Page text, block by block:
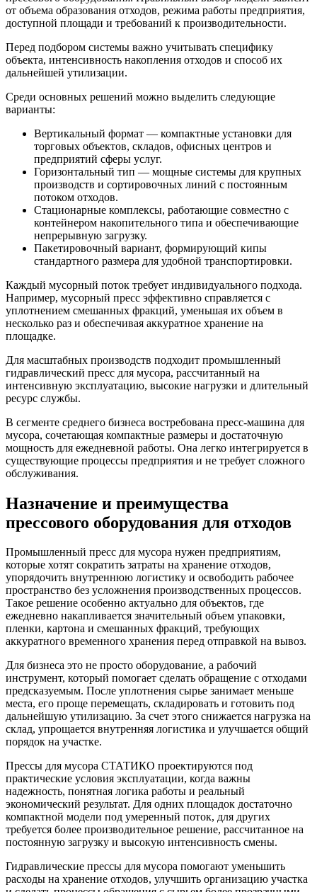
от объема образования отходов, режима работы предприятия,
доступной площади и требований к производительности.
Перед подбором системы важно учитывать специфику
объекта, интенсивность накопления отходов и способ их
дальнейшей утилизации.
Среди основных решений можно выделить следующие
варианты:
Вертикальный формат — компактные установки для
торговых объектов, складов, офисных центров и
предприятий сферы услуг.
Горизонтальный тип — мощные системы для крупных
производств и сортировочных линий с постоянным
потоком отходов.
Стационарные комплексы, работающие совместно с
контейнером накопительного типа и обеспечивающие
непрерывную загрузку.
Пакетировочный вариант, формирующий кипы
стандартного размера для удобной транспортировки.
Каждый мусорный поток требует индивидуального подхода.
Например, мусорный пресс эффективно справляется с
уплотнением смешанных фракций, уменьшая их объем в
несколько раз и обеспечивая аккуратное хранение на
площадке.
Для масштабных производств подходит промышленный
гидравлический пресс для мусора, рассчитанный на
интенсивную эксплуатацию, высокие нагрузки и длительный
ресурс службы.
В сегменте среднего бизнеса востребована пресс-машина для
мусора, сочетающая компактные размеры и достаточную
мощность для ежедневной работы. Она легко интегрируется в
существующие процессы предприятия и не требует сложного
обслуживания.
Назначение и преимущества
прессового оборудования для отходов
Промышленный пресс для мусора нужен предприятиям,
которые хотят сократить затраты на хранение отходов,
упорядочить внутреннюю логистику и освободить рабочее
пространство без усложнения производственных процессов.
Такое решение особенно актуально для объектов, где
ежедневно накапливается значительный объем упаковки,
пленки, картона и смешанных фракций, требующих
аккуратного временного хранения перед отправкой на вывоз.
Для бизнеса это не просто оборудование, а рабочий
инструмент, который помогает сделать обращение с отходами
предсказуемым. После уплотнения сырье занимает меньше
места, его проще перемещать, складировать и готовить под
дальнейшую утилизацию. За счет этого снижается нагрузка на
склад, упрощается внутренняя логистика и улучшается общий
порядок на участке.
Прессы для мусора СТАТИКО проектируются под
практические условия эксплуатации, когда важны
надежность, понятная логика работы и реальный
экономический результат. Для одних площадок достаточно
компактной модели под умеренный поток, для других
требуется более производительное решение, рассчитанное на
постоянную загрузку и высокую интенсивность смены.
Гидравлические прессы для мусора помогают уменьшить
расходы на хранение отходов, улучшить организацию участка